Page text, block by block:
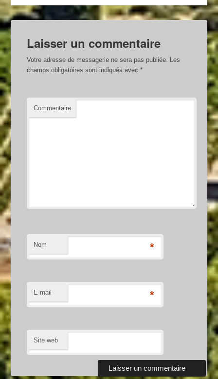
Laisser un commentaire
Votre adresse de messagerie ne sera pas publiée. Les
champs obligatoires sont indiqués avec*
Commentaire
Nom *
E-mail *
Site web